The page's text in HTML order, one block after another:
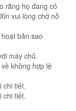
rằng họ đang cố
vui lòng chờ nỗ
bản sao
máy chủ.
không hợp lệ
chi tiết.
chi tiết.